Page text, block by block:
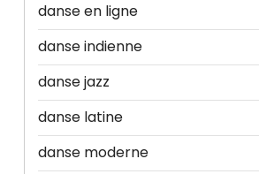
danse en ligne
danse indienne
danse jazz
danse latine
danse moderne